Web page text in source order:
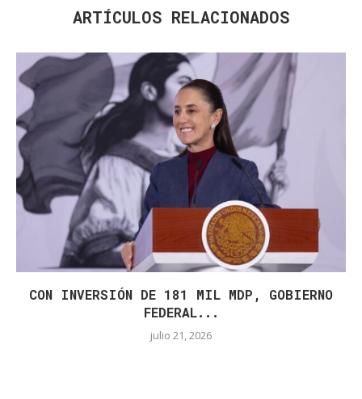
ARTÍCULOS RELACIONADOS
CON INVERSIÓN DE 181 MIL MDP, GOBIERNO
FEDERAL...
julio 21, 2026